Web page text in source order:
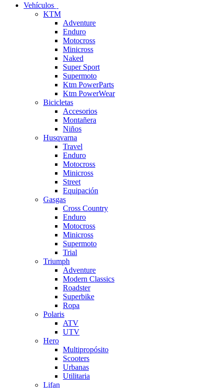
Vehículos
KTM
Adventure
Enduro
Motocross
Minicross
Naked
Super Sport
Supermoto
Ktm PowerParts
Ktm PowerWear
Bicicletas
Accesorios
Montañera
Niños
Husqvarna
Travel
Enduro
Motocross
Minicross
Street
Equipación
Gasgas
Cross Country
Enduro
Motocross
Minicross
Supermoto
Trial
Triumph
Adventure
Modern Classics
Roadster
Superbike
Ropa
Polaris
ATV
UTV
Hero
Multipropósito
Scooters
Urbanas
Utilitaria
Lifan